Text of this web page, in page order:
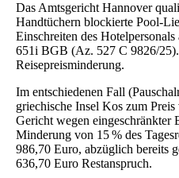
Das Amtsgericht Hannover
Handtüchern blockierte Pool-
Einschreiten des
651i BGB (Az. 527 C 9826/
Reisepreisminderung.
Im entschiedenen Fall
griechische Insel Kos zum
Gericht wegen eingeschränkter
Minderung von 15 % des
986,70 Euro, abzüglich bereits
636,70 Euro Restanspruch.